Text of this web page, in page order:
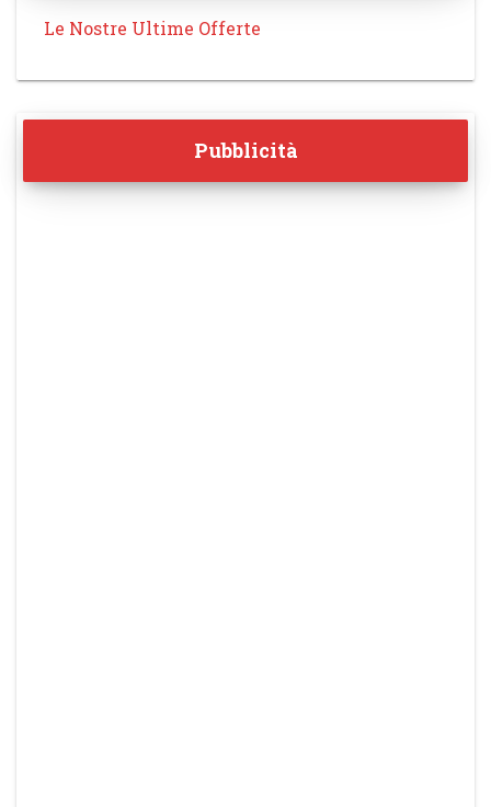
Le Nostre Ultime Offerte
Pubblicità